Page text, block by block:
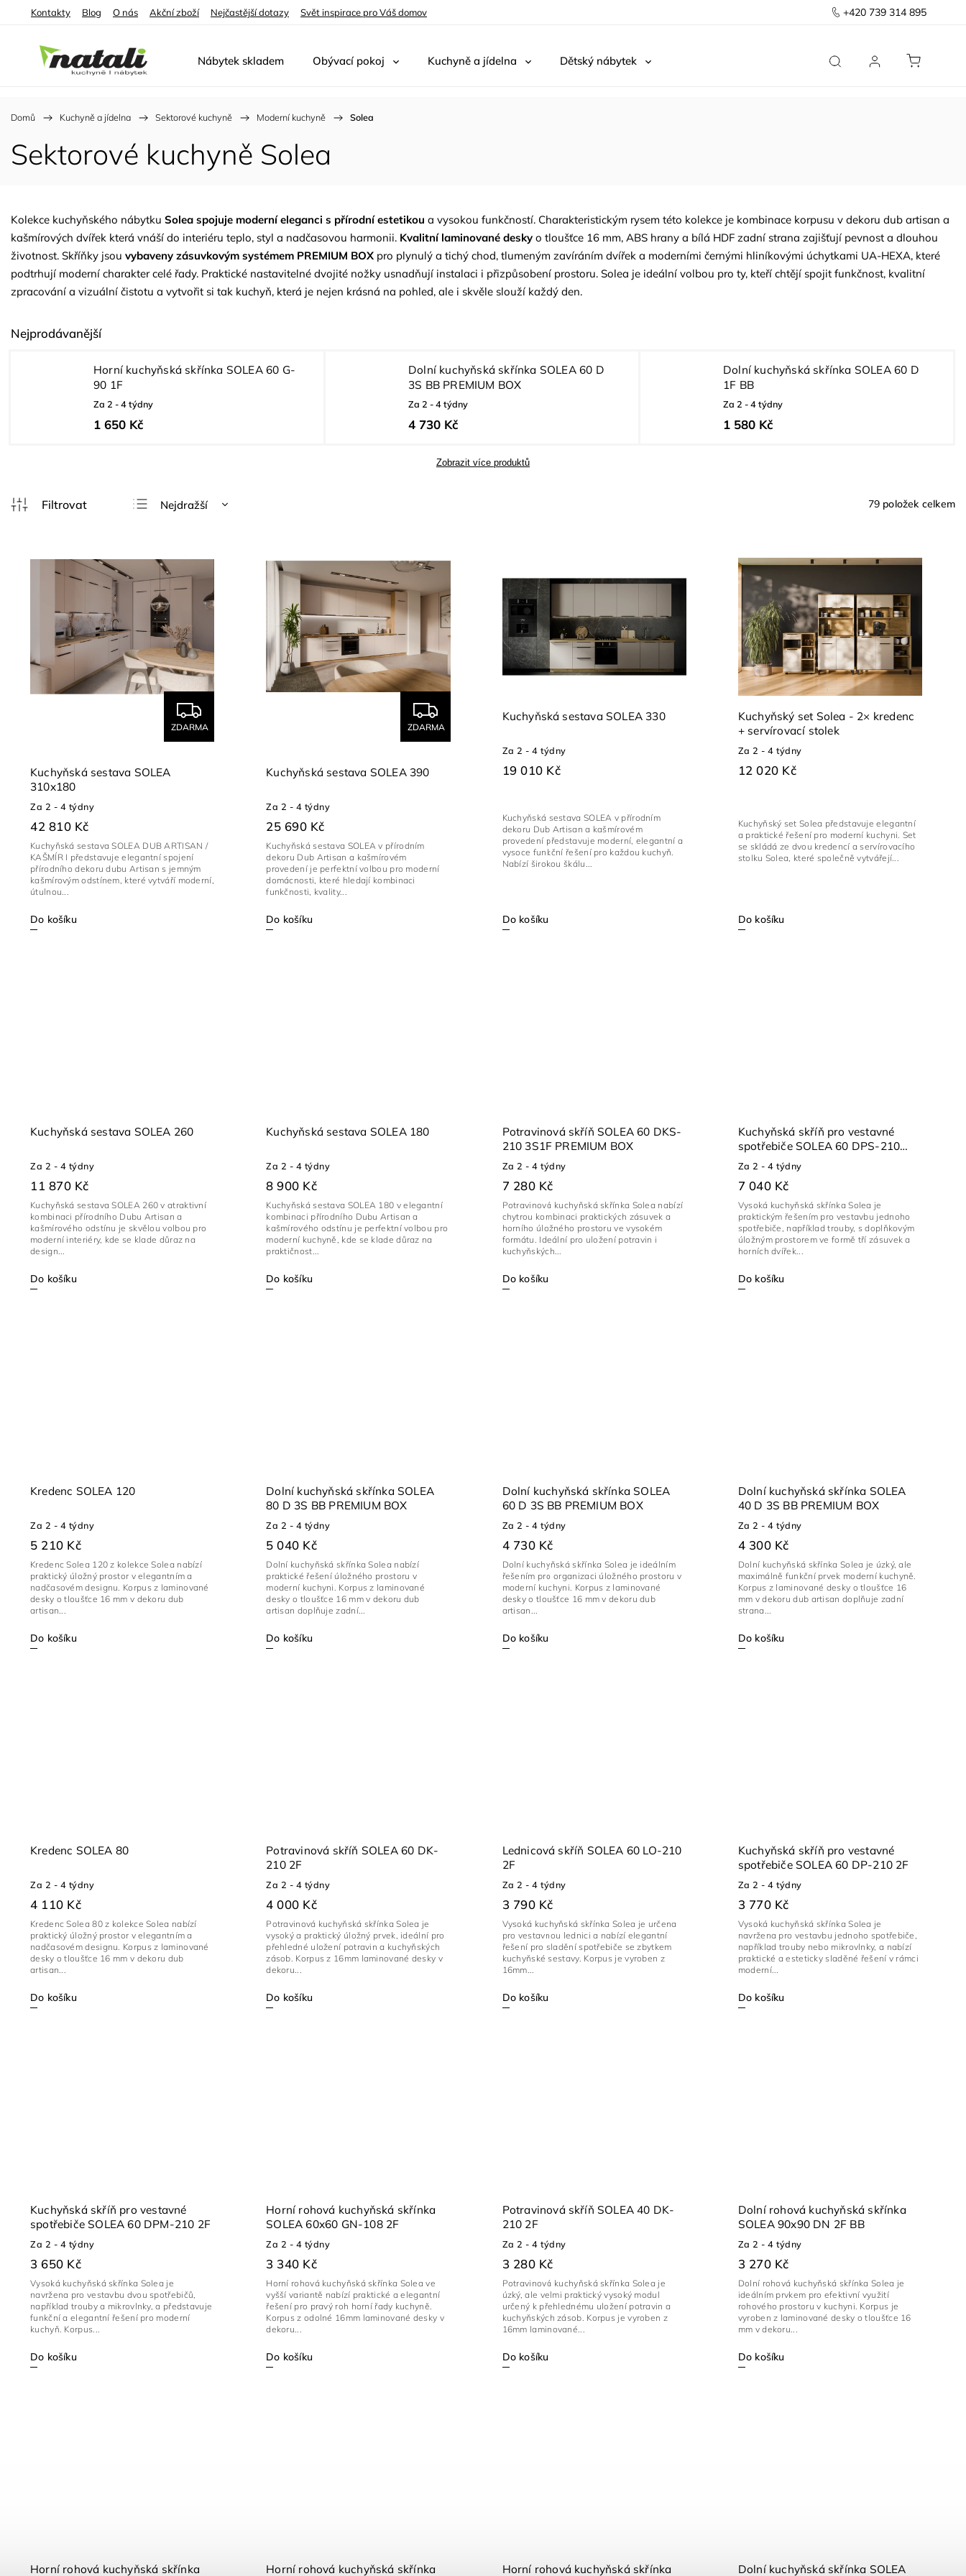
+420 739 314 895
Kontakty Blog O nás Akční zboží Nejčastější dotazy Svět inspirace pro Váš domov
Nábytek skladem Obývací pokoj Kuchyně a jídelna Dětský nábytek Předsíň
Domů / Kuchyně a jídelna / Sektorové kuchyně / Moderní kuchyně / Solea
Sektorové kuchyně Solea
Kolekce kuchyňského nábytku Solea spojuje moderní eleganci s přírodní estetikou a vysokou funkčností. Charakteristickým rysem této kolekce je kombinace korpusu v dekoru dub artisan a
kašmírových dvířek která vnáší do interiéru teplo, styl a nadčasovou harmonii. Kvalitní laminované desky o tloušťce 16 mm, ABS hrany a bílá HDF zadní strana zajišťují pevnost a dlouhou
životnost. Skříňky jsou vybaveny zásuvkovým systémem PREMIUM BOX pro plynulý a tichý chod, tlumeným zavíráním dvířek a moderními černými hliníkovými úchytkami UA-HEXA, které
podtrhují moderní charakter celé řady. Praktické nastavitelné dvojité nožky usnadňují instalaci i přizpůsobení prostoru. Solea je ideální volbou pro ty, kteří chtějí spojit funkčnost, kvalitní
zpracování a vizuální čistotu a vytvořit si tak kuchyň, která je nejen krásná na pohled, ale i skvěle slouží každý den.
Nejprodávanější
Horní kuchyňská skřínka SOLEA 60 G-
90 1F
Za 2 - 4 týdny
1 650 Kč
Dolní kuchyňská skřínka SOLEA 60 D
3S BB PREMIUM BOX
Za 2 - 4 týdny
4 730 Kč
Dolní kuchyňská skřínka SOLEA 60 D
1F BB
Za 2 - 4 týdny
1 580 Kč
Zobrazit více produktů
Nejdražší
Nejprodávanější
Abecedně
79 položek celkem
ZDARMA
Kuchyňská sestava SOLEA
310x180
Za 2 - 4 týdny
42 810 Kč
Do košíku
Kuchyňská sestava SOLEA DUB ARTISAN /
KAŠMÍR I představuje elegantní spojení
přírodního dekoru dubu Artisan s jemným
kašmírovým odstínem, které vytváří moderní,
útulnou...
ZDARMA
Kuchyňská sestava SOLEA 390
Za 2 - 4 týdny
25 690 Kč
Do košíku
Kuchyňská sestava SOLEA v přírodním
dekoru Dub Artisan a kašmírovém
provedení je perfektní volbou pro moderní
domácnosti, které hledají kombinaci
funkčnosti, kvality...
Kuchyňská sestava SOLEA 330
Za 2 - 4 týdny
19 010 Kč
Do košíku
Kuchyňská sestava SOLEA v přírodním
dekoru Dub Artisan a kašmírovém
provedení představuje moderní, elegantní a
vysoce funkční řešení pro každou kuchyň.
Nabízí širokou škálu...
Kuchyňský set Solea - 2× kredenc
+ servírovací stolek
Za 2 - 4 týdny
12 020 Kč
Do košíku
Kuchyňský set Solea představuje elegantní
a praktické řešení pro moderní kuchyni. Set
se skládá ze dvou kredencí a servírovacího
stolku Solea, které společně vytvářejí...
Kuchyňská sestava SOLEA 260
Za 2 - 4 týdny
11 870 Kč
Do košíku
Kuchyňská sestava SOLEA 260 v atraktivní
kombinaci přírodního Dubu Artisan a
kašmírového odstínu je skvělou volbou pro
moderní interiéry, kde se klade důraz na
design...
Kuchyňská sestava SOLEA 180
Za 2 - 4 týdny
8 900 Kč
Do košíku
Kuchyňská sestava SOLEA 180 v elegantní
kombinaci přírodního Dubu Artisan a
kašmírového odstínu je perfektní volbou pro
moderní kuchyně, kde se klade důraz na
praktičnost...
Potravinová skříň SOLEA 60 DKS-
210 3S1F PREMIUM BOX
Za 2 - 4 týdny
7 280 Kč
Do košíku
Potravinová kuchyňská skřínka Solea nabízí
chytrou kombinaci praktických zásuvek a
horního úložného prostoru ve vysokém
formátu. Ideální pro uložení potravin i
kuchyňských...
Kuchyňská skříň pro vestavné
spotřebiče SOLEA 60 DPS-210
3S1F PREMIUM BOX
Za 2 - 4 týdny
7 040 Kč
Do košíku
Vysoká kuchyňská skřínka Solea je
praktickým řešením pro vestavbu jednoho
spotřebiče, například trouby, s doplňkovým
úložným prostorem ve formě tří zásuvek a
horních dvířek...
Kredenc SOLEA 120
Za 2 - 4 týdny
5 210 Kč
Do košíku
Kredenc Solea 120 z kolekce Solea nabízí
praktický úložný prostor v elegantním a
nadčasovém designu. Korpus z laminované
desky o tloušťce 16 mm v dekoru dub
artisan...
Dolní kuchyňská skřínka SOLEA
80 D 3S BB PREMIUM BOX
Za 2 - 4 týdny
5 040 Kč
Do košíku
Dolní kuchyňská skřínka Solea nabízí
praktické řešení úložného prostoru v
moderní kuchyni. Korpus z laminované
desky o tloušťce 16 mm v dekoru dub
artisan doplňuje zadní...
Dolní kuchyňská skřínka SOLEA
60 D 3S BB PREMIUM BOX
Za 2 - 4 týdny
4 730 Kč
Do košíku
Dolní kuchyňská skřínka Solea je ideálním
řešením pro organizaci úložného prostoru v
moderní kuchyni. Korpus z laminované
desky o tloušťce 16 mm v dekoru dub
artisan...
Dolní kuchyňská skřínka SOLEA
40 D 3S BB PREMIUM BOX
Za 2 - 4 týdny
4 300 Kč
Do košíku
Dolní kuchyňská skřínka Solea je úzký, ale
maximálně funkční prvek moderní kuchyně.
Korpus z laminované desky o tloušťce 16
mm v dekoru dub artisan doplňuje zadní
strana...
Kredenc SOLEA 80
Za 2 - 4 týdny
4 110 Kč
Do košíku
Kredenc Solea 80 z kolekce Solea nabízí
praktický úložný prostor v elegantním a
nadčasovém designu. Korpus z laminované
desky o tloušťce 16 mm v dekoru dub
artisan...
Potravinová skříň SOLEA 60 DK-
210 2F
Za 2 - 4 týdny
4 000 Kč
Do košíku
Potravinová kuchyňská skřínka Solea je
vysoký a praktický úložný prvek, ideální pro
přehledné uložení potravin a kuchyňských
zásob. Korpus z 16mm laminované desky v
dekoru...
Lednicová skříň SOLEA 60 LO-210
2F
Za 2 - 4 týdny
3 790 Kč
Do košíku
Vysoká kuchyňská skřínka Solea je určena
pro vestavnou lednici a nabízí elegantní
řešení pro sladění spotřebiče se zbytkem
kuchyňské sestavy. Korpus je vyroben z
16mm...
Kuchyňská skříň pro vestavné
spotřebiče SOLEA 60 DP-210 2F
Za 2 - 4 týdny
3 770 Kč
Do košíku
Vysoká kuchyňská skřínka Solea je
navržena pro vestavbu jednoho spotřebiče,
například trouby nebo mikrovlnky, a nabízí
praktické a esteticky sladěné řešení v rámci
moderní...
Kuchyňská skříň pro vestavné
spotřebiče SOLEA 60 DPM-210 2F
Za 2 - 4 týdny
3 650 Kč
Do košíku
Vysoká kuchyňská skřínka Solea je
navržena pro vestavbu dvou spotřebičů,
například trouby a mikrovlnky, a představuje
funkční a elegantní řešení pro moderní
kuchyň. Korpus...
Horní rohová kuchyňská skřínka
SOLEA 60x60 GN-108 2F
Za 2 - 4 týdny
3 340 Kč
Do košíku
Horní rohová kuchyňská skřínka Solea ve
vyšší variantě nabízí praktické a elegantní
řešení pro pravý roh horní řady kuchyně.
Korpus z odolné 16mm laminované desky v
dekoru...
Potravinová skříň SOLEA 40 DK-
210 2F
Za 2 - 4 týdny
3 280 Kč
Do košíku
Potravinová kuchyňská skřínka Solea je
úzký, ale velmi praktický vysoký modul
určený k přehlednému uložení potravin a
kuchyňských zásob. Korpus je vyroben z
16mm laminované...
Dolní rohová kuchyňská skřínka
SOLEA 90x90 DN 2F BB
Za 2 - 4 týdny
3 270 Kč
Do košíku
Dolní rohová kuchyňská skřínka Solea je
ideálním prvkem pro efektivní využití
rohového prostoru v kuchyni. Korpus je
vyroben z laminované desky o tloušťce 16
mm v dekoru...
Horní rohová kuchyňská skřínka Horní rohová kuchyňská skřínka Horní rohová kuchyňská skřínka Dolní kuchyňská skřínka SOLEA